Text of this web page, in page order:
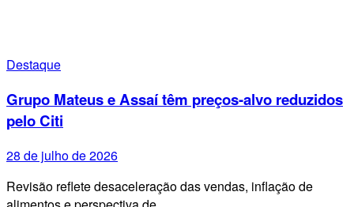
Destaque
Grupo Mateus e Assaí têm preços-alvo reduzidos
pelo Citi
28 de julho de 2026
Revisão reflete desaceleração das vendas, inflação de